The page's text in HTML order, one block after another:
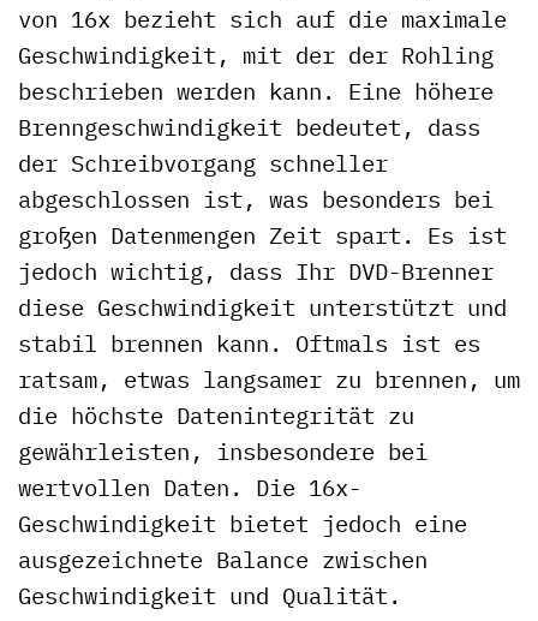
von 16x bezieht sich auf die maximale
Geschwindigkeit, mit der der Rohling
beschrieben werden kann. Eine höhere
Brenngeschwindigkeit bedeutet, dass
der Schreibvorgang schneller
abgeschlossen ist, was besonders bei
großen Datenmengen Zeit spart. Es ist
jedoch wichtig, dass Ihr DVD-Brenner
diese Geschwindigkeit unterstützt und
stabil brennen kann. Oftmals ist es
ratsam, etwas langsamer zu brennen, um
die höchste Datenintegrität zu
gewährleisten, insbesondere bei
wertvollen Daten. Die 16x-
Geschwindigkeit bietet jedoch eine
ausgezeichnete Balance zwischen
Geschwindigkeit und Qualität.